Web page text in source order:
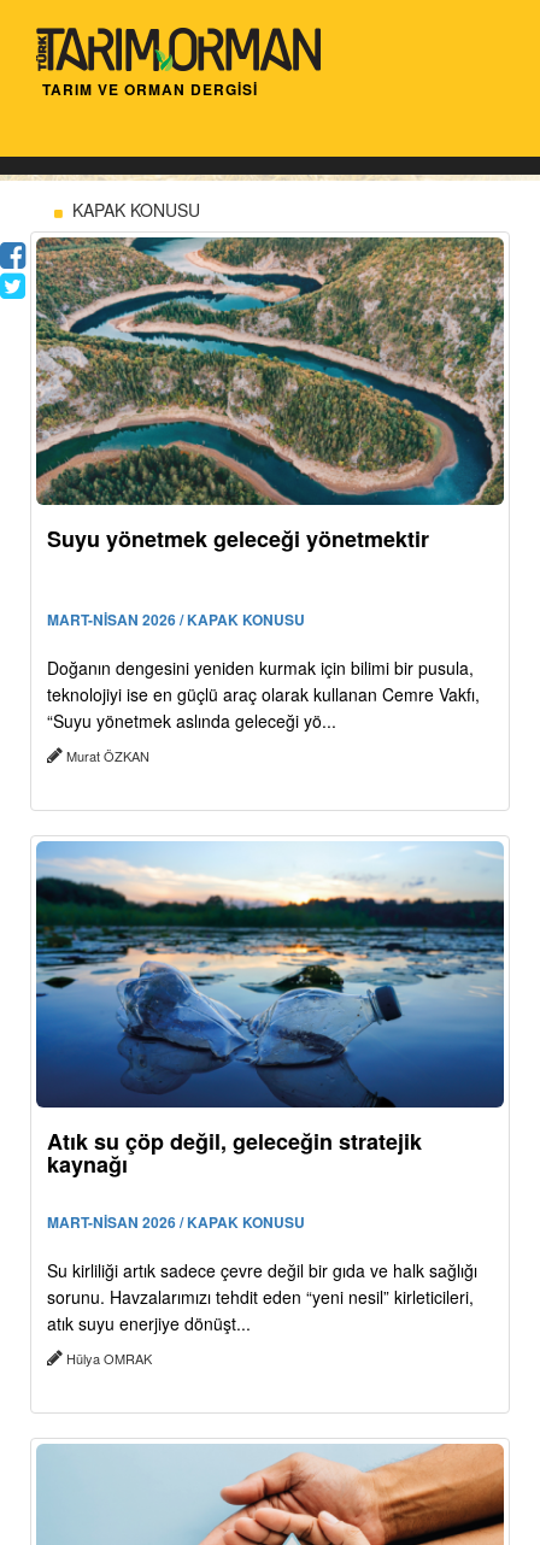
TARIM VE ORMAN DERGİSİ
KAPAK KONUSU
Suyu yönetmek geleceği yönetmektir
MART-NİSAN 2026 / KAPAK KONUSU
Doğanın dengesini yeniden kurmak için bilimi bir pusula,
teknolojiyi ise en güçlü araç olarak kullanan Cemre Vakfı,
“Suyu yönetmek aslında geleceği yö...
Murat ÖZKAN
Atık su çöp değil, geleceğin stratejik
kaynağı
MART-NİSAN 2026 / KAPAK KONUSU
Su kirliliği artık sadece çevre değil bir gıda ve halk sağlığı
sorunu. Havzalarımızı tehdit eden “yeni nesil” kirleticileri,
atık suyu enerjiye dönüşt...
Hülya OMRAK